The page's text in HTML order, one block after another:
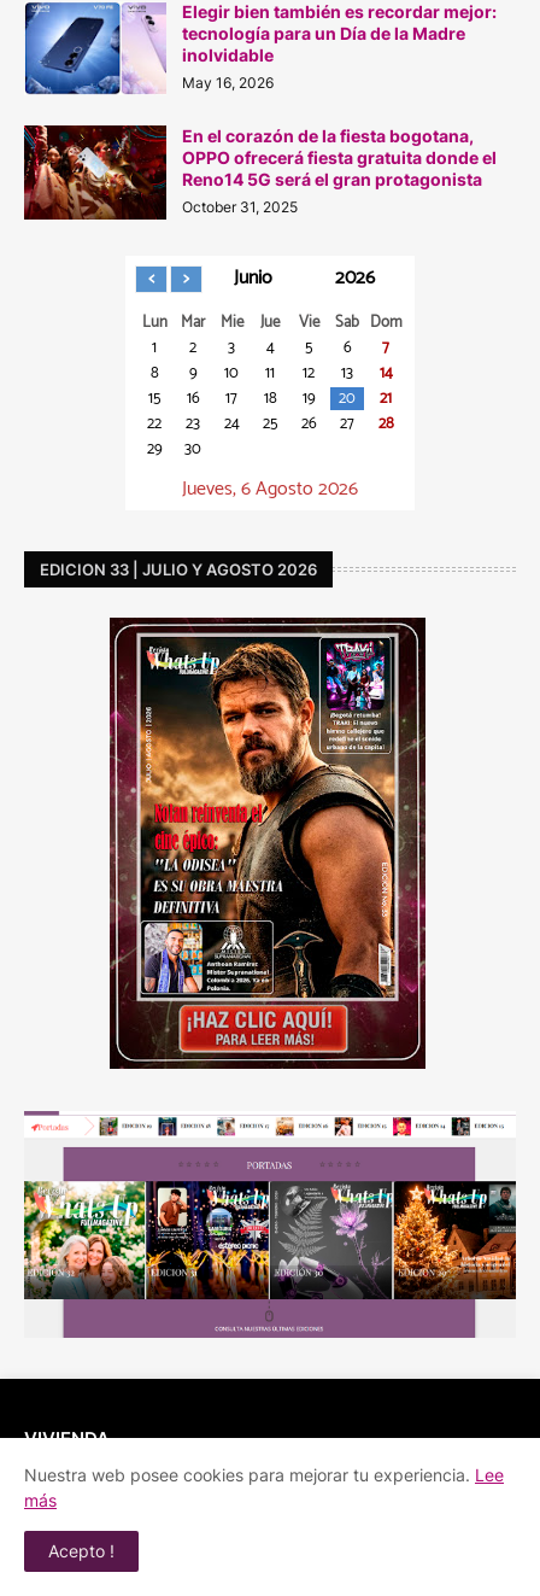
Elegir bien también es recordar mejor:
tecnología para un Día de la Madre
inolvidable
May 16, 2026
En el corazón de la fiesta bogotana,
OPPO ofrecerá fiesta gratuita donde el
Reno14 5G será el gran protagonista
October 31, 2025
Junio 2026
Lun Mar Mie Jue Vie Sab Dom
1
2 3 4 5 6
7
8
9 10 11 12 13
14
15
16 17 18 19 20
21
22
23 24 25 26 27
28
29
30
Jueves, 6 Agosto 2026
EDICION 33 | JULIO Y AGOSTO 2026
VIVIENDA
La construcción ya no solo busca
Nuestra web posee cookies para mejorar tu experiencia. Lee
más
Acepto !